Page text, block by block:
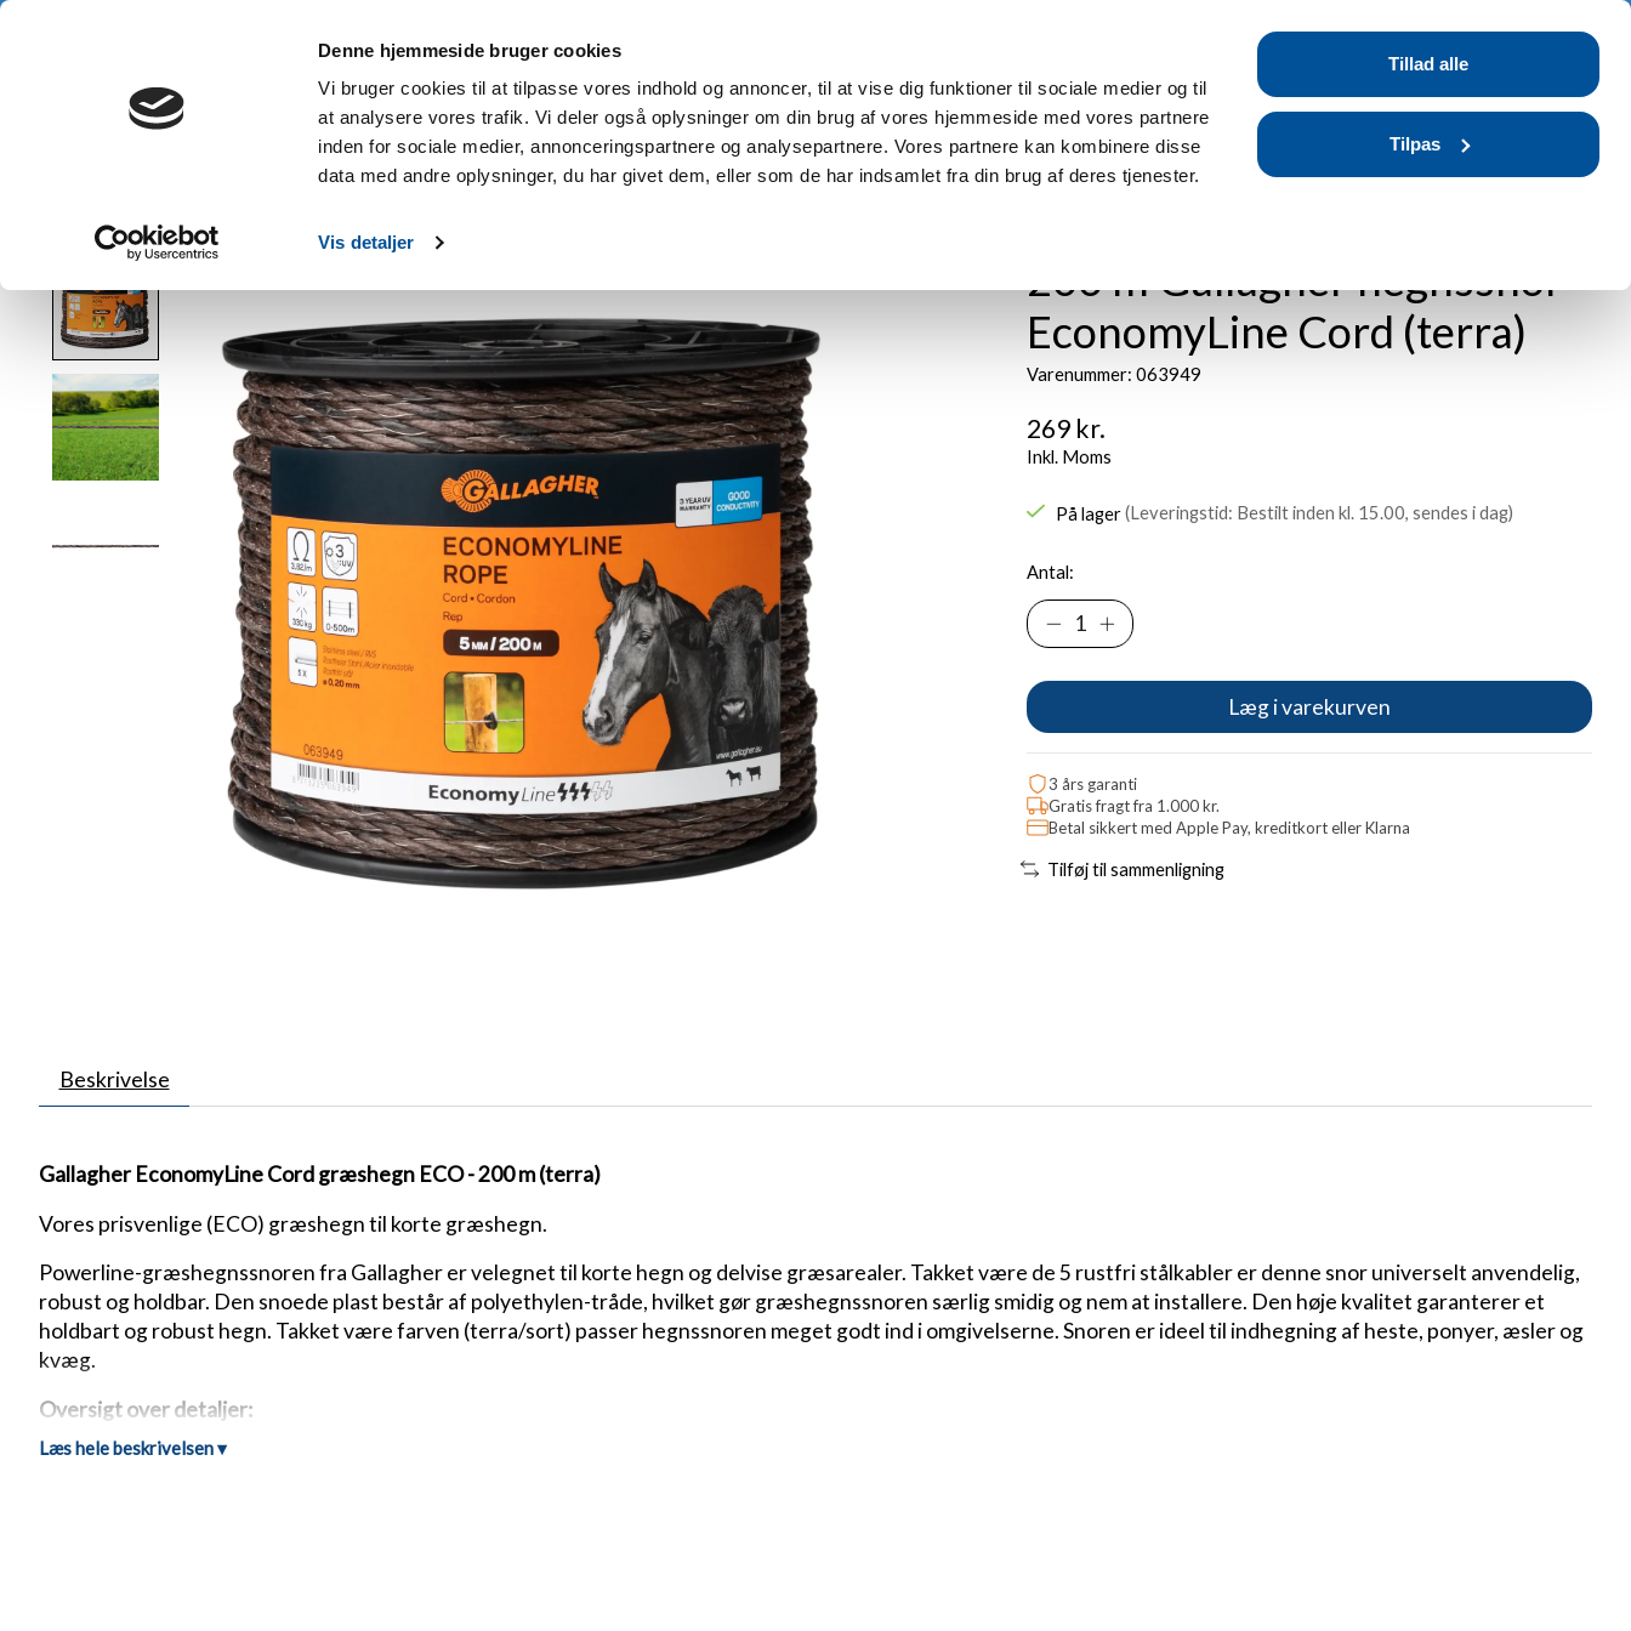
Denne hjemmeside bruger cookies
Vi bruger cookies til at tilpasse vores indhold og annoncer, til at vise dig funktioner til sociale medier og til
at analysere vores trafik. Vi deler også oplysninger om din brug af vores hjemmeside med vores partnere
inden for sociale medier, annonceringspartnere og analysepartnere. Vores partnere kan kombinere disse
data med andre oplysninger, du har givet dem, eller som de har indsamlet fra din brug af deres tjenester.
Vis detaljer
Tillad alle
Tilpas
Hjem Produkter Find din model Manualer Find forhandler Blog
200 m Gallagher hegnssnor EconomyLine Cord (terra)
Product image slideshow Items
200 m Gallagher hegnssnor
EconomyLine Cord (terra)
Varenummer: 063949
269 kr.
Inkl. Moms
På lager(Leveringstid: Bestilt inden kl. 15.00, sendes i dag)
Antal:
Læg i varekurven
3 års garanti
Gratis fragt fra 1.000 kr.
Betal sikkert med Apple Pay, kreditkort eller Klarna
Tilføj til sammenligning
Beskrivelse
Gallagher EconomyLine Cord græshegn ECO - 200 m (terra)
Vores prisvenlige (ECO) græshegn til korte græshegn.
Powerline-græshegnssnoren fra Gallagher er velegnet til korte hegn og delvise græsarealer. Takket være de 5 rustfri stålkabler er denne snor universelt anvendelig,
robust og holdbar. Den snoede plast består af polyethylen-tråde, hvilket gør græshegnssnoren særlig smidig og nem at installere. Den høje kvalitet garanterer et
holdbart og robust hegn. Takket være farven (terra/sort) passer hegnssnoren meget godt ind i omgivelserne. Snoren er ideel til indhegning af heste, ponyer, æsler og
kvæg.
Oversigt over detaljer:
Ideel til korte, mobile hegn til heste, ponyer og kvæg
Læs hele beskrivelsen ▾